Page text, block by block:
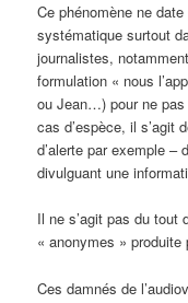
Ce phénomène ne
systématique surtout
journalistes,
formulation « nous
ou Jean…) pour ne pas
cas d’espèce, il s’agit
d’alerte par exemple –
divulguant une
Il ne s’agit pas du tout
« anonymes »
Ces damnés de